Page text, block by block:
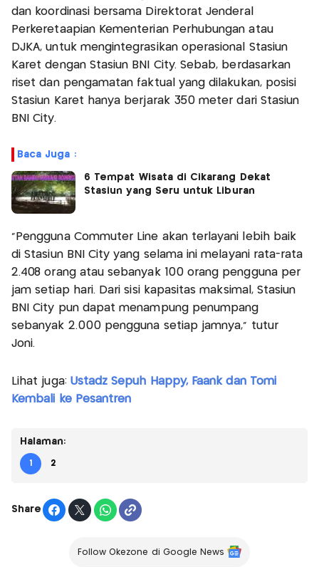
dan koordinasi bersama Direktorat Jenderal
Perkeretaapian Kementerian Perhubungan atau
DJKA, untuk mengintegrasikan operasional Stasiun
Karet dengan Stasiun BNI City. Sebab, berdasarkan
riset dan pengamatan faktual yang dilakukan, posisi
Stasiun Karet hanya berjarak 350 meter dari Stasiun
BNI City.
Baca Juga :
6 Tempat Wisata di Cikarang Dekat
Stasiun yang Seru untuk Liburan
“Pengguna Commuter Line akan terlayani lebih baik
di Stasiun BNI City yang selama ini melayani rata-rata
2.408 orang atau sebanyak 100 orang pengguna per
jam setiap hari. Dari sisi kapasitas maksimal, Stasiun
BNI City pun dapat menampung penumpang
sebanyak 2.000 pengguna setiap jamnya,” tutur
Joni.
Lihat juga: Ustadz Sepuh Happy, Faank dan Tomi
Kembali ke Pesantren
Halaman:
1 2
Share
Follow Okezone di Google News